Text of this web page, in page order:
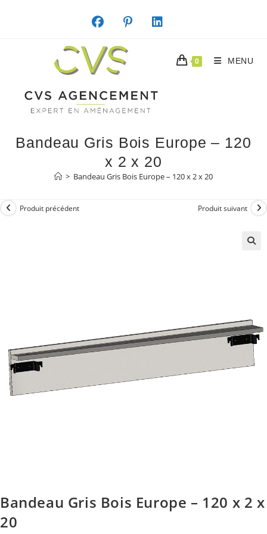
0 MENU
Bandeau Gris Bois Europe – 120
x 2 x 20
> Bandeau Gris Bois Europe – 120 x 2 x 20
Produit précédent Produit suivant
Bandeau Gris Bois Europe – 120 x 2 x
20